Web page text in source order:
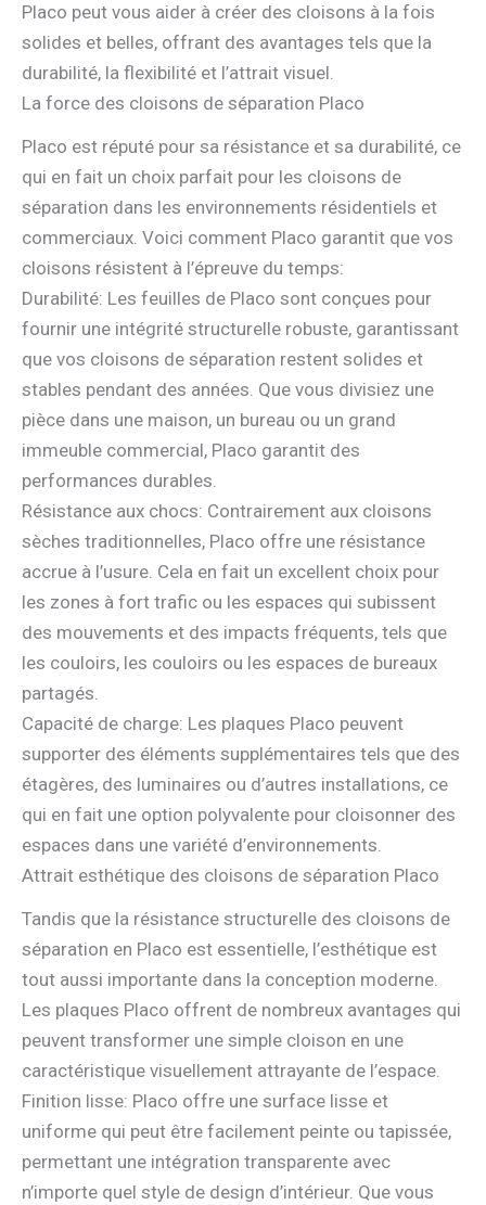
Placo peut vous aider à créer des cloisons à la fois
solides et belles, offrant des avantages tels que la
durabilité, la flexibilité et l’attrait visuel.
La force des cloisons de séparation Placo
Placo est réputé pour sa résistance et sa durabilité, ce
qui en fait un choix parfait pour les cloisons de
séparation dans les environnements résidentiels et
commerciaux. Voici comment Placo garantit que vos
cloisons résistent à l’épreuve du temps:
Durabilité: Les feuilles de Placo sont conçues pour
fournir une intégrité structurelle robuste, garantissant
que vos cloisons de séparation restent solides et
stables pendant des années. Que vous divisiez une
pièce dans une maison, un bureau ou un grand
immeuble commercial, Placo garantit des
performances durables.
Résistance aux chocs: Contrairement aux cloisons
sèches traditionnelles, Placo offre une résistance
accrue à l’usure. Cela en fait un excellent choix pour
les zones à fort trafic ou les espaces qui subissent
des mouvements et des impacts fréquents, tels que
les couloirs, les couloirs ou les espaces de bureaux
partagés.
Capacité de charge: Les plaques Placo peuvent
supporter des éléments supplémentaires tels que des
étagères, des luminaires ou d’autres installations, ce
qui en fait une option polyvalente pour cloisonner des
espaces dans une variété d’environnements.
Attrait esthétique des cloisons de séparation Placo
Tandis que la résistance structurelle des cloisons de
séparation en Placo est essentielle, l’esthétique est
tout aussi importante dans la conception moderne.
Les plaques Placo offrent de nombreux avantages qui
peuvent transformer une simple cloison en une
caractéristique visuellement attrayante de l’espace.
Finition lisse: Placo offre une surface lisse et
uniforme qui peut être facilement peinte ou tapissée,
permettant une intégration transparente avec
n’importe quel style de design d’intérieur. Que vous